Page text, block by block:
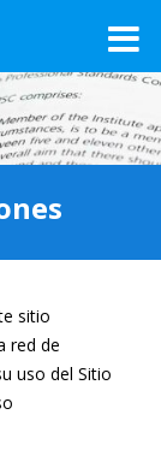
sitio
red de
uso del Sitio